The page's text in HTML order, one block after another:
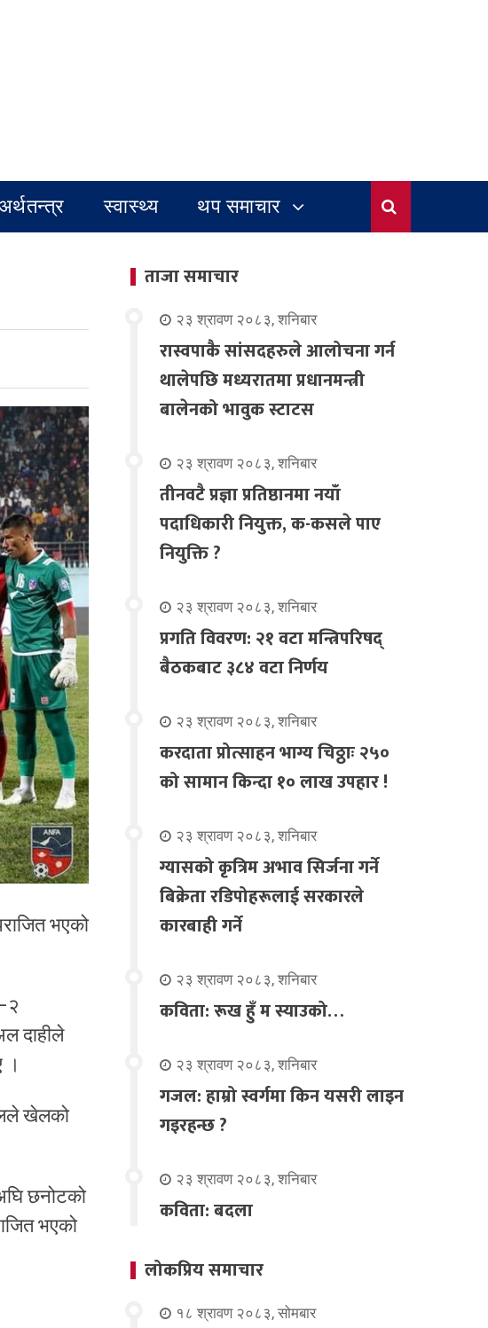
स्वास्थ्य थप समाचार
भएको
दाहीले
।
खेलको
छनोटको
भएको
ताजा समाचार
२३ श्रावण २०८३, शनिबार
रास्वपाकै सांसदहरुले आलोचना गर्न
थालेपछि मध्यरातमा प्रधानमन्त्री
बालेनको भावुक स्टाटस
२३ श्रावण २०८३, शनिबार
तीनवटै प्रज्ञा प्रतिष्ठानमा नयाँ
पदाधिकारी नियुक्त, क-कसले पाए
नियुक्ति ?
२३ श्रावण २०८३, शनिबार
प्रगति विवरण: २१ वटा मन्त्रिपरिषद्
बैठकबाट ३८४ वटा निर्णय
२३ श्रावण २०८३, शनिबार
करदाता प्रोत्साहन भाग्य चिठ्ठाः २५०
को सामान किन्दा १० लाख उपहार !
२३ श्रावण २०८३, शनिबार
ग्यासको कृत्रिम अभाव सिर्जना गर्ने
बिक्रेता रडिपोहरूलाई सरकारले
कारबाही गर्ने
२३ श्रावण २०८३, शनिबार
कविता: रूख हुँ म स्याउको…
२३ श्रावण २०८३, शनिबार
गजल: हाम्रो स्वर्गमा किन यसरी लाइन
गइरहन्छ ?
२३ श्रावण २०८३, शनिबार
कविता: बदला
लोकप्रिय समाचार
१८ श्रावण २०८३, सोमबार